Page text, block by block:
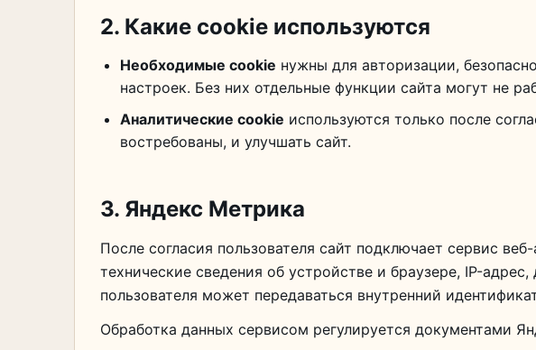
2. Какие cookie используются
Необходимые cookie нужны для авторизации,
настроек. Без них отдельные функции сайта могут не
Аналитические cookie используются только после
востребованы, и улучшать сайт.
3. Яндекс Метрика
После согласия пользователя сайт подключает сервис
технические сведения об устройстве и браузере, IP-
пользователя может передаваться внутренний
Обработка данных сервисом регулируется документами